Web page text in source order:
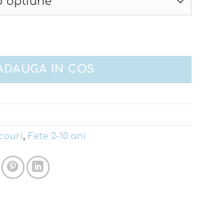
in si muselina
IN COS
, Fete 2-10 ani